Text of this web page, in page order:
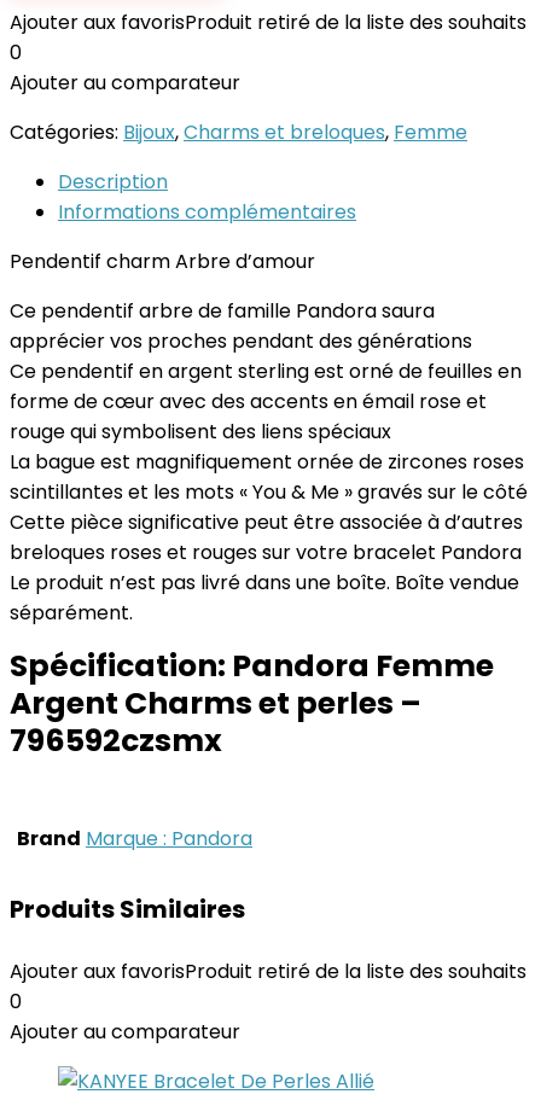
Ajouter aux favorisProduit retiré de la liste des souhaits
0
Ajouter au comparateur
Catégories: Bijoux,Charms et breloques, Femme
Description
Informations complémentaires
Pendentif charm Arbre d’amour
Ce pendentif arbre de famille Pandora saura
apprécier vos proches pendant des générations
Ce pendentif en argent sterling est orné de feuilles en
forme de cœur avec des accents en émail rose et
rouge qui symbolisent des liens spéciaux
La bague est magnifiquement ornée de zircones roses
scintillantes et les mots « You & Me » gravés sur le côté
Cette pièce significative peut être associée à d’autres
breloques roses et rouges sur votre bracelet Pandora
Le produit n’est pas livré dans une boîte. Boîte vendue
séparément.
Spécification: Pandora Femme
Argent Charms et perles –
796592czsmx
Brand Marque : Pandora
Produits Similaires
Ajouter aux favorisProduit retiré de la liste des souhaits
0
Ajouter au comparateur